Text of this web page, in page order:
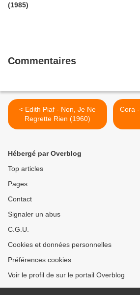
(1985)
Commentaires
< Edith Piaf - Non, Je Ne
Regrette Rien (1960)
Hébergé par Overblog
Top articles
Pages
Contact
Signaler un abus
C.G.U.
Cookies et données personnelles
Préférences cookies
Voir le profil de sur le portail Overblog